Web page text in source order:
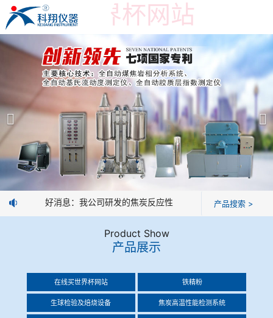
在线买世界杯网站
在线买世界杯网站
产品展示 ＞
焦炭高温性能检测系统
焦化行业检测及优化配煤设备
球团矿/烧结矿/块矿高温冶金性能检测系统
烧结/球团优化配矿研究设备
冶金渣、保护渣等高温物性检测设备
公司简介
在线买世界杯网站
企业业绩
技术交流
企业荣誉
好消息：我公司研发的焦炭反应性制样系统，全部制样过程
产品搜索 >
Product Show
产品展示
在线买世界杯网站 铁精粉
生球检验及焙烧设备 焦炭高温性能检测系统